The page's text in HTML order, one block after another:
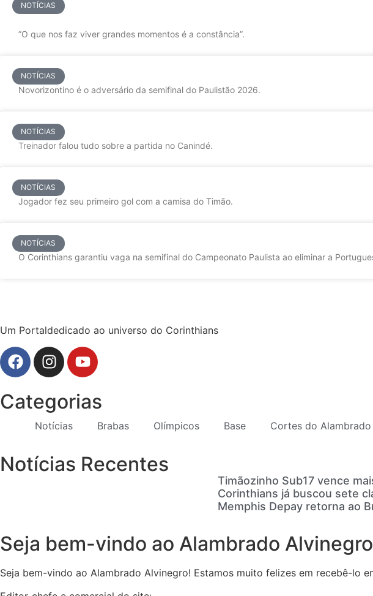
NOTÍCIAS
”O que nos faz viver grandes momentos é a constância”.
NOTÍCIAS
Novorizontino é o adversário da semifinal do Paulistão 2026.
NOTÍCIAS
Treinador falou tudo sobre a partida no Canindé.
NOTÍCIAS
Jogador fez seu primeiro gol com a camisa do Timão.
NOTÍCIAS
O Corinthians garantiu vaga na semifinal do Campeonato Paulista ao eliminar a
Um Portaldedicado ao universo do Corinthians
Categorias
Notícias Brabas Olímpicos Base Cortes do Alambrado
Notícias Recentes
Timãozinho Sub17 vence
Corinthians já buscou sete
Memphis Depay retorna ao
Seja bem-vindo ao Alambrado
Seja bem-vindo ao Alambrado Alvinegro! Estamos muito felizes em recebê-lo